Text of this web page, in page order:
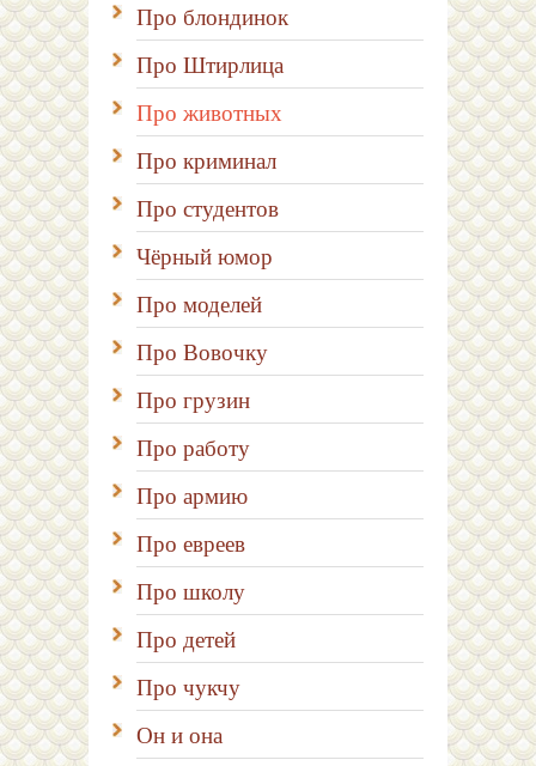
Про блондинок
Про Штирлица
Про животных
Про криминал
Про студентов
Чёрный юмор
Про моделей
Про Вовочку
Про грузин
Про работу
Про армию
Про евреев
Про школу
Про детей
Про чукчу
Он и она